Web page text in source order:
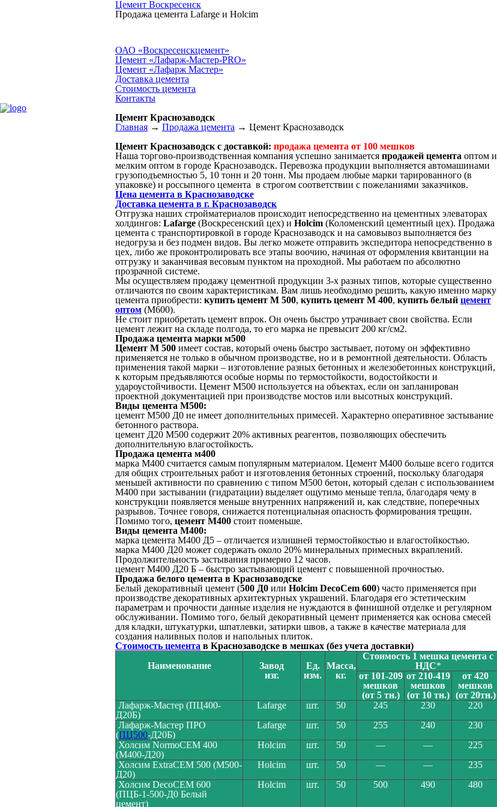
Цемент Воскресенск
Продажа цемента Lafarge и Holcim
ОАО «Воскресенскцемент»
Цемент «Лафарж-Мастер-PRO»
Цемент «Лафарж Мастер»
Доставка цемента
Стоимость цемента
Контакты
Цемент Краснозаводск
Главная → Продажа цемента → Цемент Краснозаводск
Цемент Краснозаводск с доставкой: продажа цемента от 100 мешков
Наша торгово-производственная компания успешно занимается продажей цемента оптом и
мелким оптом в городе Краснозаводск. Перевозка продукции выполняется автомашинами
грузоподъемностью 5, 10 тонн и 20 тонн. Мы продаем любые марки тарированного (в
упаковке) и россыпного цемента в строгом соответствии с пожеланиями заказчиков.
Цена цемента в Краснозаводске
Доставка цемента в г. Краснозаводск
Отгрузка наших стройматериалов происходит непосредственно на цементных элеваторах
холдингов: Lafarge (Воскресенский цех) и Holcim (Коломенский цементный цех). Продажа
цемента с транспортировкой в городе Краснозаводск и на самовывоз выполняется без
недогруза и без подмен видов. Вы легко можете отправить экспедитора непосредственно в
цех, либо же проконтролировать все этапы воочию, начиная от оформления квитанции на
отгрузку и заканчивая весовым пунктом на проходной. Мы работаем по абсолютно
прозрачной системе.
Мы осуществляем продажу цементной продукции 3-х разных типов, которые существенно
отличаются по своим характеристикам. Вам лишь необходимо решить, какую именно марку
цемента приобрести: купить цемент М 500, купить цемент М 400, купить белый цемент
оптом (М600).
Не стоит приобретать цемент впрок. Он очень быстро утрачивает свои свойства. Если
цемент лежит на складе полгода, то его марка не превысит 200 кг/см2.
Продажа цемента марки м500
Цемент М 500 имеет состав, который очень быстро застывает, потому он эффективно
применяется не только в обычном производстве, но и в ремонтной деятельности. Область
применения такой марки – изготовление разных бетонных и железобетонных конструкций,
к которым предъявляются особые нормы по термостойкости, водостойкости и
удароустойчивости. Цемент М500 используется на объектах, если он запланирован
проектной документацией при производстве мостов или высотных конструкций.
Виды цемента М500:
цемент М500 Д0 не имеет дополнительных примесей. Характерно оперативное застывание
бетонного раствора.
цемент Д20 М500 содержит 20% активных реагентов, позволяющих обеспечить
дополнительную влагостойкость.
Продажа цемента м400
марка М400 считается самым популярным материалом. Цемент М400 больше всего годится
для общих строительных работ и изготовления бетонных строений, поскольку благодаря
меньшей активности по сравнению с типом М500 бетон, который сделан с использованием
М400 при застывании (гидратации) выделяет ощутимо меньше тепла, благодаря чему в
конструкции появляется меньше внутренних напряжений и, как следствие, поперечных
разрывов. Точнее говоря, снижается потенциальная опасность формирования трещин.
Помимо того, цемент М400 стоит поменьше.
Виды цемента М400:
марка цемента М400 Д5 – отличается излишней термостойкостью и влагостойкостью.
марка М400 Д20 может содержать около 20% минеральных примесных вкраплений.
Продолжительность застывания примерно 12 часов.
цемент М400 Д20 Б – быстро застывающий цемент с повышенной прочностью.
Продажа белого цемента в Краснозаводске
Белый декоративный цемент (500 Д0 или Holcim DecoCem 600) часто применяется при
производстве декоративных архитектурных украшений. Благодаря его эстетическим
параметрам и прочности данные изделия не нуждаются в финишной отделке и регулярном
обслуживании. Помимо того, белый декоративный цемент применяется как основа смесей
для кладки, штукатурки, шпатлевки, затирки швов, а также в качестве материала для
создания наливных полов и напольных плиток.
Стоимость цемента в Краснозаводске в мешках (без учета доставки)
Наименование
Завод
изг.
Ед.
изм.
Масса,
кг.
Стоимость 1 мешка цемента с
НДС*
от 101-209
мешков
(от 5 тн.)
от 210-419
мешков
(от 10 тн.)
от 420
мешков
(от 20тн.)
Лафарж-Мастер (ПЦ400-
Д20Б)
Lafarge шт. 50 245 230
220
Лафарж-Мастер ПРО
(ПЦ500-Д20Б)
Lafarge шт. 50 255 240
230
Холсим NormoCEM 400
(М400-Д20)
Holcim шт. 50 — —
225
Холсим ExtraCEM 500 (М500-
Д20)
Holcim шт. 50 — —
235
Холсим DecoCEM 600
(ПЦБ-1-500-Д0 Белый
цемент)
Holcim шт. 50 500 490 480